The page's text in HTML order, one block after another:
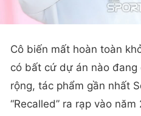
Cô biến mất hoàn toàn
có bất cứ dự án nào đang
rộng, tác phẩm gần nhất
“Recalled” ra rạp vào